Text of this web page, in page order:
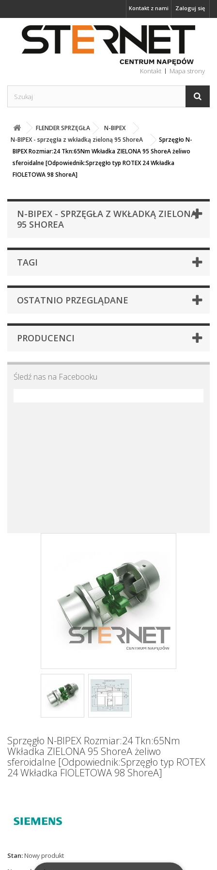
Zaloguj się
Kontakt z nami
Kontakt Mapa strony
FLENDER SPRZĘGŁA
N-BIPEX
N-BIPEX - sprzęgła z wkładką zieloną 95 ShoreA
Sprzęgło N-
BIPEX Rozmiar:24 Tkn:65Nm Wkładka ZIELONA 95 ShoreA żeliwo
sferoidalne [Odpowiednik:Sprzęgło typ ROTEX 24 Wkładka
FIOLETOWA 98 ShoreA]
N-BIPEX - SPRZĘGŁA Z WKŁADKĄ ZIELONĄ
95 SHOREA
TAGI
OSTATNIO PRZEGLĄDANE
PRODUCENCI
Śledź nas na Facebooku
Sprzęgło N-BIPEX Rozmiar:24 Tkn:65Nm
Wkładka ZIELONA 95 ShoreA żeliwo
sferoidalne [Odpowiednik:Sprzęgło typ ROTEX
24 Wkładka FIOLETOWA 98 ShoreA]
Stan: Nowy produkt